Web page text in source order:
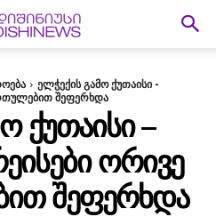
ელჭექის გამო ქუთაისი -
შეფერხდა
ᲥᲣᲗᲐᲘᲡᲘ –
ᲝᲠᲘᲕᲔ
ᲨᲔᲤᲔᲠᲮᲓᲐ